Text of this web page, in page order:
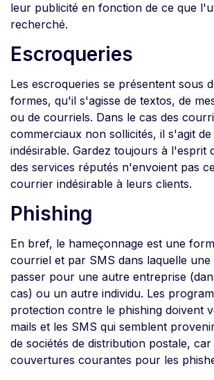
leur publicité en fonction de ce que
recherché.
Escroqueries
Les escroqueries se présentent sous
formes, qu'il s'agisse de textos, de
ou de courriels. Dans le cas des
commerciaux non sollicités, il s'agit
indésirable. Gardez toujours à l'esprit
des services réputés n'envoient pas
courrier indésirable à leurs clients.
Phishing
En bref, le hameçonnage est une
courriel et par SMS dans laquelle
passer pour une autre entreprise
cas) ou un autre individu. Les
protection contre le phishing doivent
mails et les SMS qui semblent
de sociétés de distribution postale,
couvertures courantes pour les